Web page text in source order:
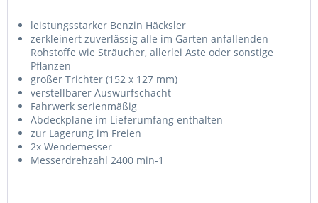
leistungsstarker Benzin Häcksler
zerkleinert zuverlässig alle im Garten anfallenden
Rohstoffe wie Sträucher, allerlei Äste oder sonstige
Pflanzen
großer Trichter (152 x 127 mm)
verstellbarer Auswurfschacht
Fahrwerk serienmäßig
Abdeckplane im Lieferumfang enthalten
zur Lagerung im Freien
2x Wendemesser
Messerdrehzahl 2400 min-1